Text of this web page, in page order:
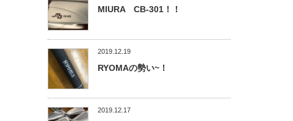
MIURA CB-301！！
2019.12.19
RYOMAの勢い~！
2019.12.17